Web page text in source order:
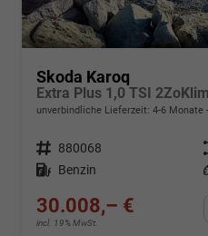
Skoda Karoq
unverbindliche Lieferzeit: 4-6 Monate
Fahrzeugnr. 880068
Kraftstoff Benzin
30.008,– €
incl. 19% MwSt.